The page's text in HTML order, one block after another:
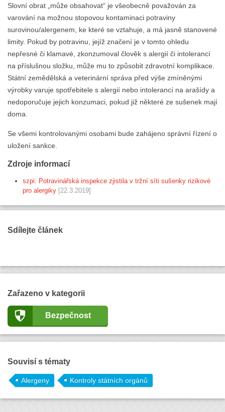
Slovní obrat „může obsahovat“ je všeobecně považován za
varování na možnou stopovou kontaminaci potraviny
surovinou/alergenem, ke které se vztahuje, a má jasně stanovené
limity. Pokud by potravinu, jejíž značení je v tomto ohledu
nepřesné či klamavé, zkonzumoval člověk s alergií či intolerancí
na příslušnou složku, může mu to způsobit zdravotní komplikace.
Státní zemědělská a veterinární správa před výše zmíněnými
výrobky varuje spotřebitele s alergií nebo intolerancí na arašídy a
nedoporučuje jejich konzumaci, pokud již některé ze sušenek mají
doma.
Se všemi kontrolovanými osobami bude zahájeno správní řízení o
uložení sankce.
Zdroje informací
szpi: Potravinářská inspekce zjistila v tržní síti sušenky rizikové
pro alergiky [22.3.2019]
Sdílejte článek
Zařazeno v kategorii
Bezpečnost
Souvisí s tématy
Alergeny Kontroly státních orgánů